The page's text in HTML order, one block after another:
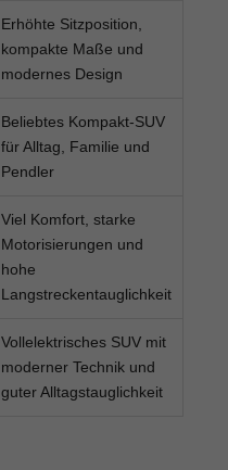
Erhöhte Sitzposition,
kompakte Maße und
modernes Design
Beliebtes Kompakt-SUV
für Alltag, Familie und
Pendler
Viel Komfort, starke
Motorisierungen und
hohe
Langstreckentauglichkeit
Vollelektrisches SUV mit
moderner Technik und
guter Alltagstauglichkeit